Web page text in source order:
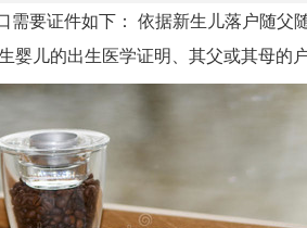
需要证件如下： 依据新生儿落户随
婴儿的出生医学证明、其父或其母的